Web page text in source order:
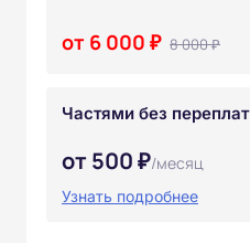
от 6 000 ₽ 8 000 ₽
Частями без переплат
от 500 ₽/месяц
Узнать подробнее